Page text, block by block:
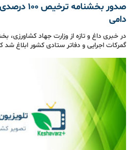
صدور
دامی
در خبری داغ و تازه از وزارت جهاد کشاورزی،
گمرکات اجرایی و دفاتر ستادی کشور ابلاغ شد